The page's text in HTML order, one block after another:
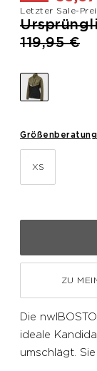
Letzter Sale-
Preis
119,95 €bis
Größenberatung
XS
ZU
Die
ideale
umschlägt.